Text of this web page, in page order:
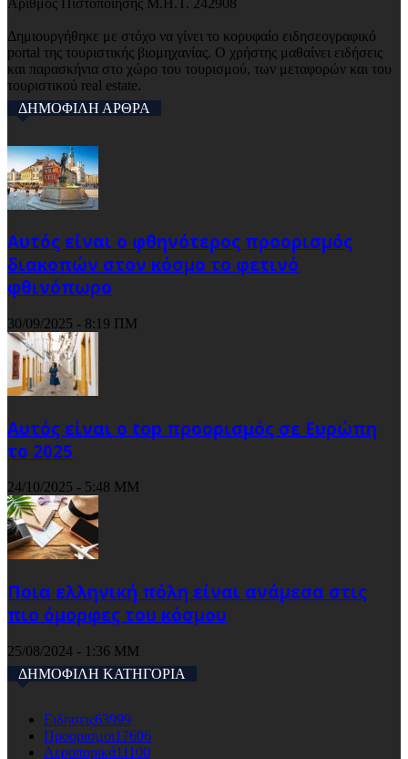
Δημιουργήθηκε με στόχο να γίνει το κορυφαίο ειδησεογραφικό
portal της τουριστικής βιομηχανίας. Ο χρήστης μαθαίνει ειδήσεις
και παρασκήνια στο χώρο του τουρισμού, των μεταφορών και του
τουριστικού real estate.
ΔΗΜΟΦΙΛΗ ΑΡΘΡΑ
Αυτός είναι ο φθηνότερος προορισμός
διακοπών στον κόσμο το φετινό
φθινόπωρο
30/09/2025 - 8:19 ΠΜ
Αυτός είναι ο top προορισμός σε Ευρώπη
το 2025
24/10/2025 - 5:48 ΜΜ
Ποια ελληνική πόλη είναι ανάμεσα στις
πιο όμορφες του κόσμου
25/08/2024 - 1:36 ΜΜ
ΔΗΜΟΦΙΛΗ ΚΑΤΗΓΟΡΙΑ
Ειδησεις63999
Προορισμοι17606
Αεροπορικά11100